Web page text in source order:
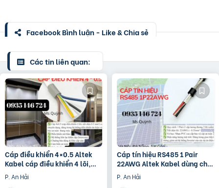
Facebook Bình luận - Like & Chia sẻ
Các tin liên quan:
Cáp điều khiển 4×0.5 Altek
Kabel cáp điều khiển 4 lõi,
tiết diện 0.5 mm²
P. An Hải
Cáp tín hiệu RS485 1 Pair
22AWG Altek Kabel dùng cho
hệ thống solar
P. An Hải